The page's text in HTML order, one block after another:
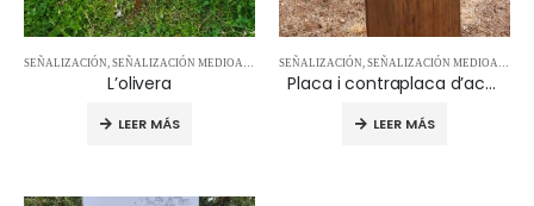
SEÑALIZACIÓN SEÑALIZACIÓN MEDIOAMBIENTAL
L’olivera
LEER MÁS
SEÑALIZACIÓN SEÑALIZACIÓN MEDIOAMBIENTAL
Placa i contraplaca d’acer galvanitzat
LEER MÁS